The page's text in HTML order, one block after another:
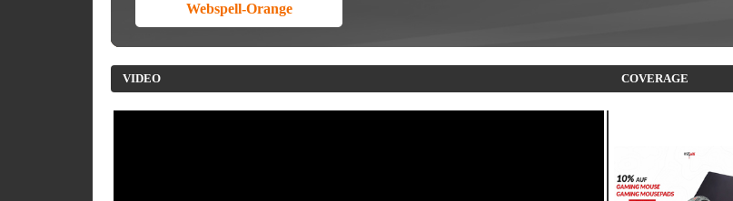
Webspell-Orange
VIDEO COVERAGE